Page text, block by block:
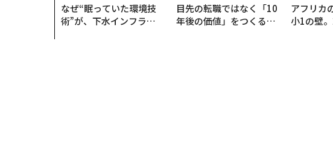
なぜ“眠っていた環境技
術”が、下水インフラを
目先の転職ではなく「10
年後の価値」をつくる─
アフリカ
小1の壁